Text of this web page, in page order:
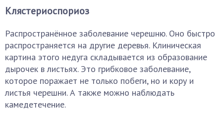
Клястериоспориоз
Распространённое заболевание черешню. Оно быстро
распространяется на другие деревья. Клиническая
картина этого недуга складывается из образование
дырочек в листьях. Это грибковое заболевание,
которое поражает не только побеги, но и кору и
листья черешни. А также можно наблюдать
камедетечение.